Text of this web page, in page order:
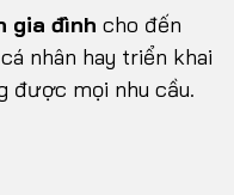
gia đình cho đến
nhân hay triển khai
được mọi nhu cầu.